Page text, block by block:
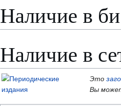
Наличие в
Наличие в
Это
Вы